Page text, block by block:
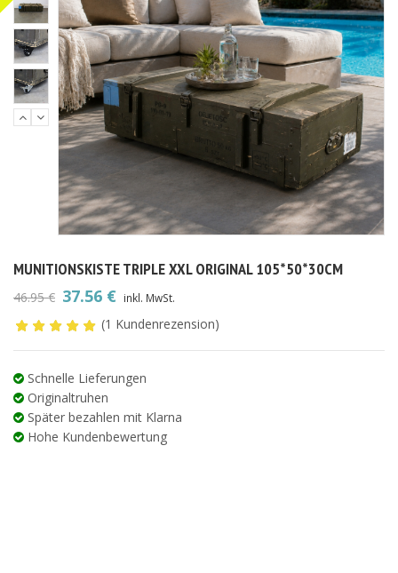
MUNITIONSKISTE TRIPLE XXL ORIGINAL 105*50*30CM
46.95€
Ursprünglicher
Preis
war:
46.95 €
37.56 €
Aktueller
Preis
ist:
37.56 €.
inkl. MwSt.
(1 Kundenrezension)
Schnelle Lieferungen
Originaltruhen
Später bezahlen mit Klarna
Hohe Kundenbewertung